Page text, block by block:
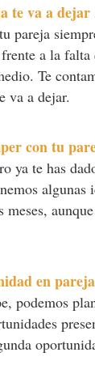
te va a dejar
pareja
a la falta
Te
va a dejar.
con tu
ya te has
algunas
meses,
en pareja
podemos